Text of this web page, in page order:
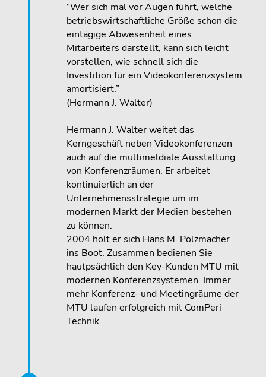
“Wer sich mal vor Augen führt, welche
betriebswirtschaftliche Größe schon die
eintägige Abwesenheit eines
Mitarbeiters darstellt, kann sich leicht
vorstellen, wie schnell sich die
Investition für ein Videokonferenzsystem
amortisiert.”
(Hermann J. Walter)
Hermann J. Walter weitet das
Kerngeschäft neben Videokonferenzen
auch auf die multimeldiale Ausstattung
von Konferenzräumen. Er arbeitet
kontinuierlich an der
Unternehmensstrategie um im
modernen Markt der Medien bestehen
zu können.
2004 holt er sich Hans M. Polzmacher
ins Boot. Zusammen bedienen Sie
hautpsächlich den Key-Kunden MTU mit
modernen Konferenzsystemen. Immer
mehr Konferenz- und Meetingräume der
MTU laufen erfolgreich mit ComPeri
Technik.